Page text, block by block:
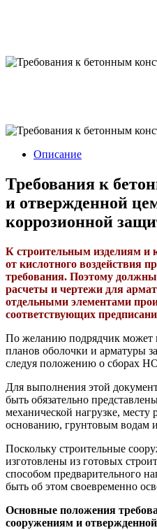
Описание
Требования к
и отвержденной
коррозионной
К строительным изделиям
от кислотного воздействия
требования. Поэтому должны
расчеты и чертежи для
отдельными элементами
соответствующих
По желанию подрядчик может
планов оболочки и арматуры
следуя положению о сборах
Для выполнения этой
быть обязательно
механической нагрузке,
основанию, грунтовым водам
Поскольку строительные
изготовлены из готовых
способом предварительного
быть об этом своевременно
Основные положения
сооружениям и